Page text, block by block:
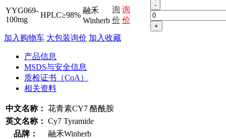
YYG069-
100mg
HPLC≥98%
融禾
Winherb
询
价
询
价
-
+
加入购物车 大包装询价 加入收藏
产品信息
MSDS与安全信息
质检证书（CoA）
相关资料
中文名称： 花青素CY7 酪酰胺
英文名称： Cy7 Tyramide
品牌：
融禾Winherb